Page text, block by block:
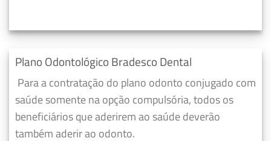
Plano Odontológico Bradesco Dental
Para a contratação do plano odonto conjugado com
saúde somente na opção compulsória, todos os
beneficiários que aderirem ao saúde deverão
também aderir ao odonto.